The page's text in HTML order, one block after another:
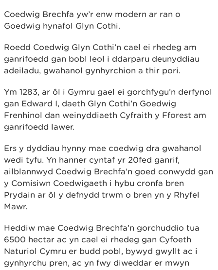
Coedwig Brechfa yw’r enw modern ar ran o
Goedwig hynafol Glyn Cothi.
Roedd Coedwig Glyn Cothi’n cael ei rhedeg am
ganrifoedd gan bobl leol i ddarparu deunyddiau
adeiladu, gwahanol gynhyrchion a thir pori.
Ym 1283, ar ôl i Gymru gael ei gorchfygu’n derfynol
gan Edward I, daeth Glyn Cothi’n Goedwig
Frenhinol dan weinyddiaeth Cyfraith y Fforest am
ganrifoedd lawer.
Ers y dyddiau hynny mae coedwig dra gwahanol
wedi tyfu. Yn hanner cyntaf yr 20fed ganrif,
ailblannwyd Coedwig Brechfa’n goed conwydd gan
y Comisiwn Coedwigaeth i hybu cronfa bren
Prydain ar ôl y defnydd trwm o bren yn y Rhyfel
Mawr.
Heddiw mae Coedwig Brechfa’n gorchuddio tua
6500 hectar ac yn cael ei rhedeg gan Cyfoeth
Naturiol Cymru er budd pobl, bywyd gwyllt ac i
gynhyrchu pren, ac yn fwy diweddar er mwyn